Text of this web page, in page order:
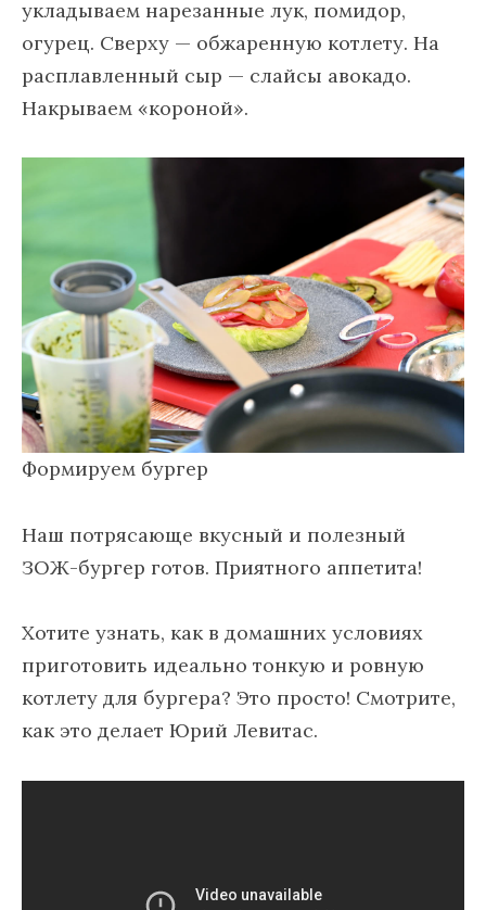
укладываем нарезанные лук, помидор,
огурец. Сверху — обжаренную котлету. На
расплавленный сыр — слайсы авокадо.
Накрываем «короной».
Формируем бургер
Наш потрясающе вкусный и полезный
ЗОЖ-бургер готов. Приятного аппетита!
Хотите узнать, как в домашних условиях
приготовить идеально тонкую и ровную
котлету для бургера? Это просто! Смотрите,
как это делает Юрий Левитас.